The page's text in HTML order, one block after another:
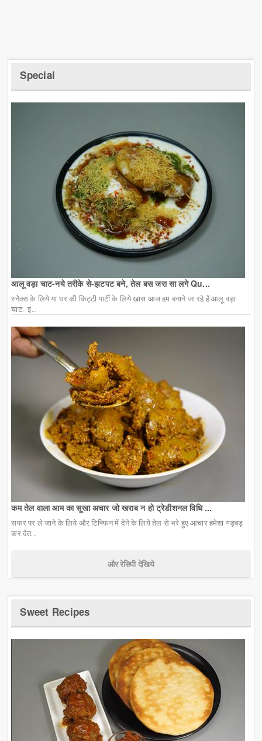
Special
आलू वड़ा चाट-नये तरीके से-झटपट बने, तेल बस जरा सा लगे Qu...
स्नैक्स के लिये या घर की किट्टी पार्टी के लिये खास आज हम बनाने जा रहे हैं आलू वड़ा
चाट. इ...
कम तेल वाला आम का सूखा अचार जो खराब न हो ट्रेडीशनल विधि ...
सफर पर ले जाने के लिये और टिफ्फिन में देने के लिये तेल से भरे हुए आचार हमेशा गड़बड़
कर देत...
और रेसिपी देखिये
Sweet Recipes